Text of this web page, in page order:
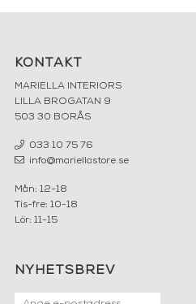
KONTAKT
MARIELLA INTERIORS
LILLA BROGATAN 9
503 30 BORÅS
033 10 75 76
info@mariellastore.se
Mån: 12-18
Tis-fre: 10-18
Lör: 11-15
NYHETSBREV